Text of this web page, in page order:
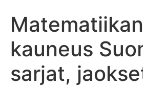
Matematiikan
kauneus
sarjat,